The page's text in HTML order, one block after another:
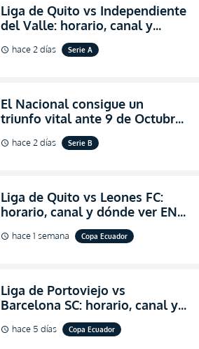
Liga de Quito vs Independiente
del Valle: horario, canal y
dónde ver EN VIVO el
partidazo por la fecha 24 de la
schedule hace 2 días Serie A
El Nacional consigue un
triunfo vital ante 9 de Octubre
para encender la fe en la
salvación
schedule hace 2 días Serie B
Liga de Quito vs Leones FC:
horario, canal y dónde ver EN
VIVO los octavos de final de la
Copa Ecuador 2026
schedule hace 1 semana Copa Ecuador
Liga de Portoviejo vs
Barcelona SC: horario, canal y
dónde ver EN VIVO los octavos
de final de la Copa Ecuador
schedule hace 5 días Copa Ecuador